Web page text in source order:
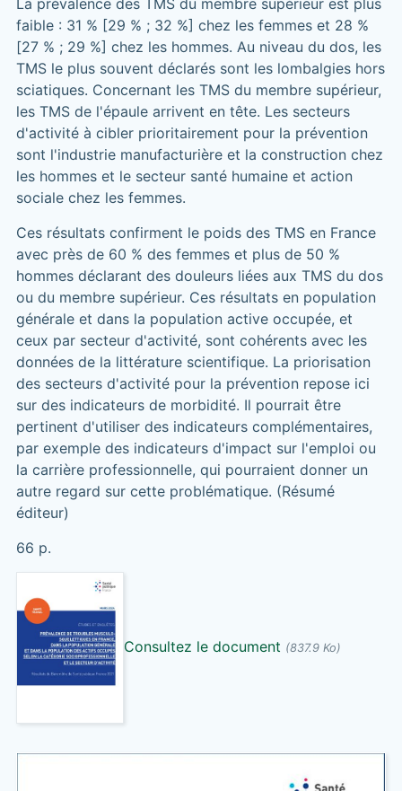
La prévalence des TMS du membre supérieur est plus
faible : 31 % [29 % ; 32 %] chez les femmes et 28 %
[27 % ; 29 %] chez les hommes. Au niveau du dos, les
TMS le plus souvent déclarés sont les lombalgies hors
sciatiques. Concernant les TMS du membre supérieur,
les TMS de l'épaule arrivent en tête. Les secteurs
d'activité à cibler prioritairement pour la prévention
sont l'industrie manufacturière et la construction chez
les hommes et le secteur santé humaine et action
sociale chez les femmes.
Ces résultats confirment le poids des TMS en France
avec près de 60 % des femmes et plus de 50 %
hommes déclarant des douleurs liées aux TMS du dos
ou du membre supérieur. Ces résultats en population
générale et dans la population active occupée, et
ceux par secteur d'activité, sont cohérents avec les
données de la littérature scientifique. La priorisation
des secteurs d'activité pour la prévention repose ici
sur des indicateurs de morbidité. Il pourrait être
pertinent d'utiliser des indicateurs complémentaires,
par exemple des indicateurs d'impact sur l'emploi ou
la carrière professionnelle, qui pourraient donner un
autre regard sur cette problématique. (Résumé
éditeur)
66 p.
Consultez le document (837.9 Ko)